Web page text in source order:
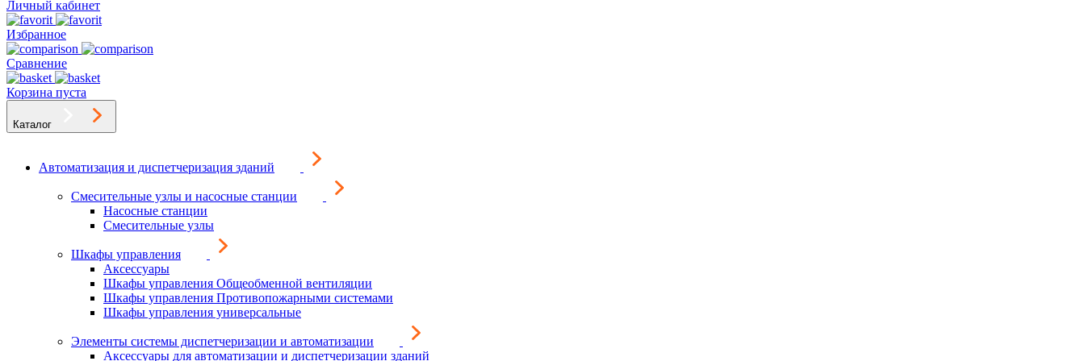
Личный кабинет
Избранное
Сравнение
Корзина пуста
Каталог
Автоматизация и диспетчеризация зданий
Смесительные узлы и насосные станции
Насосные станции
Смесительные узлы
Шкафы управления
Аксессуары
Шкафы управления Общеобменной вентиляции
Шкафы управления Противопожарными системами
Шкафы управления универсальные
Элементы системы диспетчеризации и автоматизации
Аксессуары для автоматизации и диспетчеризации зданий